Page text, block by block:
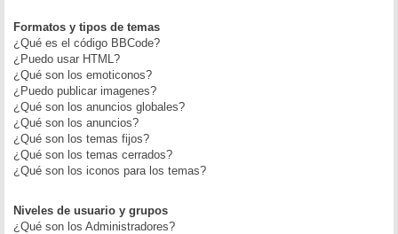
Formatos y tipos de temas
¿Qué es el código BBCode?
¿Puedo usar HTML?
¿Qué son los emoticonos?
¿Puedo publicar imagenes?
¿Qué son los anuncios globales?
¿Qué son los anuncios?
¿Qué son los temas fijos?
¿Qué son los temas cerrados?
¿Qué son los iconos para los temas?
Niveles de usuario y grupos
¿Qué son los Administradores?